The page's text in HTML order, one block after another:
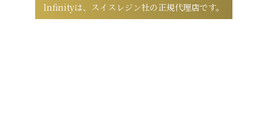
Infinityは、スイスレジン社の正規代理店です。